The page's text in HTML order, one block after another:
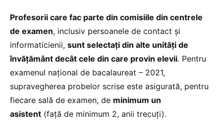
Profesorii care fac parte din comisiile din centrele
de examen, inclusiv persoanele de contact și
informaticienii, sunt selectați din alte unități de
învățământ decât cele din care provin elevii. Pentru
examenul național de bacalaureat – 2021,
supravegherea probelor scrise este asigurată, pentru
fiecare sală de examen, de minimum un
asistent (față de minimum 2, anii trecuți).